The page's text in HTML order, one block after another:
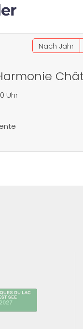
Nach Jahr
Uhr